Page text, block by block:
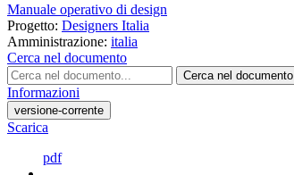
Manuale operativo di design
Progetto: Designers Italia
Amministrazione: italia
Cerca nel documento
Cerca nel documento
Informazioni
versione-corrente
Scarica
pdf